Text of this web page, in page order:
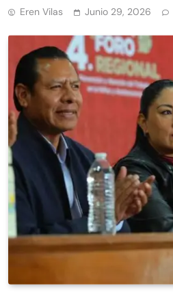
Eren Vilas Junio 29, 2026